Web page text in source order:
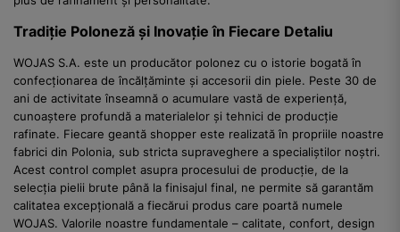
Tradiție Poloneză și Inovație în Fiecare Detaliu
WOJAS S.A. este un producător polonez cu o istorie bogată în
confecționarea de încălțăminte și accesorii din piele. Peste 30 de
ani de activitate înseamnă o acumulare vastă de experiență,
cunoaștere profundă a materialelor și tehnici de producție
rafinate. Fiecare geantă shopper este realizată în propriile noastre
fabrici din Polonia, sub stricta supraveghere a specialiștilor noștri.
Acest control complet asupra procesului de producție, de la
selecția pielii brute până la finisajul final, ne permite să garantăm
calitatea excepțională a fiecărui produs care poartă numele
WOJAS. Valorile noastre fundamentale – calitate, confort, design